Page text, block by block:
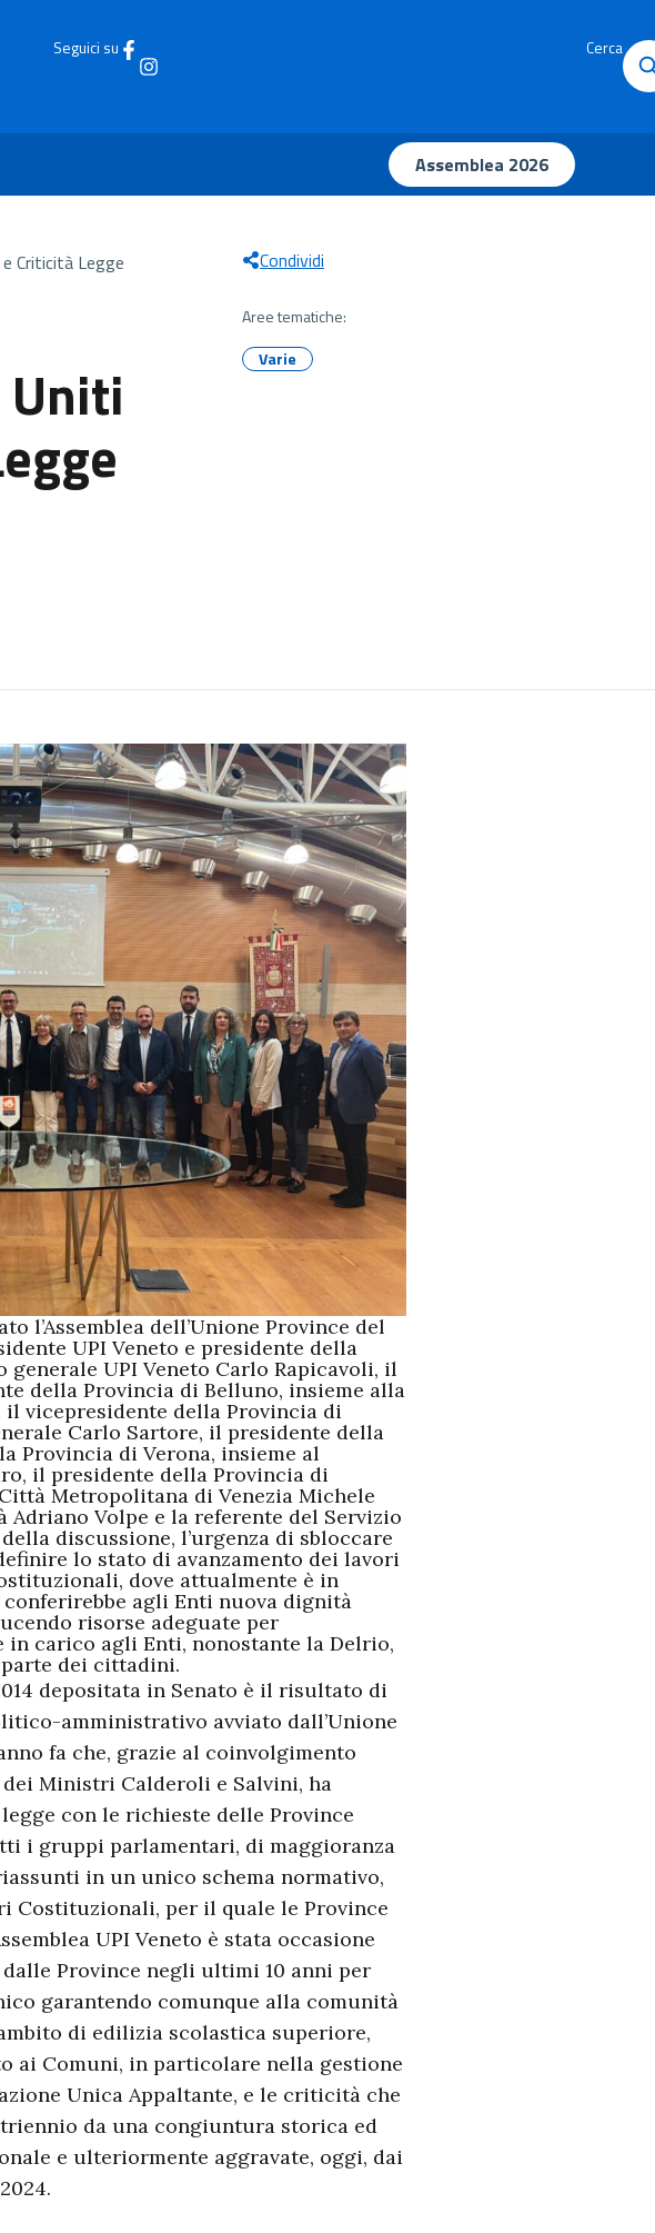
Seguici su Cerca
Assemblea 2026
Criticità Legge
Condividi
Aree tematiche:
Varie
l’Assemblea dell’Unione Province del
UPI Veneto e presidente della
UPI Veneto Carlo Rapicavoli, il
della Provincia di Belluno, insieme alla
vicepresidente della Provincia di
Carlo Sartore, il presidente della
Provincia di Verona, insieme al
il presidente della Provincia di
Metropolitana di Venezia Michele
Volpe e la referente del Servizio
discussione, l’urgenza di sbloccare
lo stato di avanzamento dei lavori
dove attualmente è in
agli Enti nuova dignità
risorse adeguate per
in carico agli Enti, nonostante la Delrio,
dei cittadini.
depositata in Senato è il risultato di
amministrativo avviato dall’Unione
fa che, grazie al coinvolgimento
Ministri Calderoli e Salvini, ha
con le richieste delle Province
i gruppi parlamentari, di maggioranza
in un unico schema normativo,
Costituzionali, per il quale le Province
UPI Veneto è stata occasione
Province negli ultimi 10 anni per
garantendo comunque alla comunità
di edilizia scolastica superiore,
ai Comuni, in particolare nella gestione
Unica Appaltante, e le criticità che
da una congiuntura storica ed
e ulteriormente aggravate, oggi, dai